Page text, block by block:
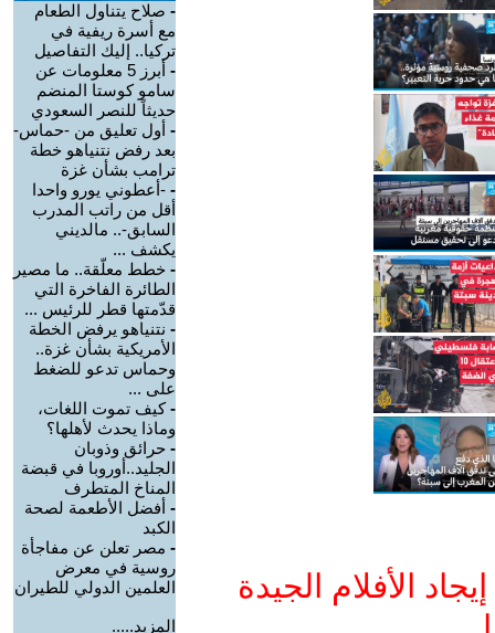
الأفلام الجيدة
- صلاح يتناول الطعام
مع أسرة ريفية في
تركيا.. إليك التفاصيل
-
أبرز 5 معلومات عن
سامو كوستا المنضم
حديثاً للنصر السعودي
- أول تعليق من -حماس-
بعد رفض نتنياهو خطة
ترامب بشأن غزة
- -أعطوني يورو واحدا
أقل من راتب المدرب
السابق-.. مالديني
يكشف ...
- خطط معلّقة.. ما مصير
الطائرة الفاخرة التي
قدّمتها قطر للرئيس ...
- نتنياهو يرفض الخطة
الأمريكية بشأن غزة..
وحماس تدعو للضغط
على ...
-كيف تموت اللغات،
وماذا يحدث لأهلها؟
- حرائق وذوبان
الجليد..أوروبا في قبضة
المناخ المتطرف
- أفضل الأطعمة لصحة
الكبد
- مصر تعلن عن مفاجأة
روسية في معرض
العلمين الدولي للطيران
المزيد.....